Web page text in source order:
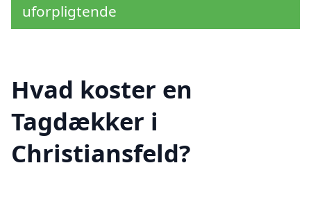
uforpligtende
Hvad koster en
Tagdækker i
Christiansfeld?